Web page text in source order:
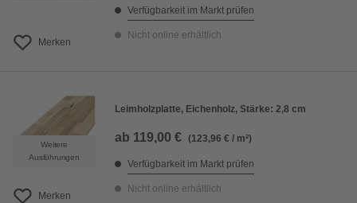
Merken
Verfügbarkeit im Markt prüfen
Nicht online erhältlich
Weitere
Ausführungen
Merken
Leimholzplatte, Eichenholz, Stärke: 2,8 cm
ab 119,00 € (123,96 € / m²)
Verfügbarkeit im Markt prüfen
Nicht online erhältlich